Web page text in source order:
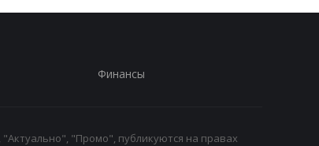
Финансы
"Промо", публикуются на правах